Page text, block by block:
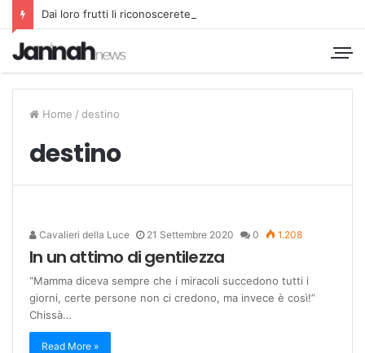
Dai loro frutti li riconoscerete
Home / destino
destino
Cavalieri della Luce 21 Settembre 2020 0 1.208
In un attimo di gentilezza
“Mamma diceva sempre che i miracoli succedono tutti i
giorni, certe persone non ci credono, ma invece è così!”
Chissà…
Read More »